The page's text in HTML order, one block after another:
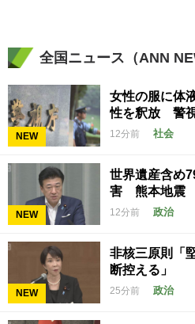
全国ニュース（ANN
NEW
女性の服に体
性を釈放 警
12分前 社会
NEW
世界遺産含め
害 熊本地震
12分前 政治
NEW
非核三原則「
断控える」
25分前 政治